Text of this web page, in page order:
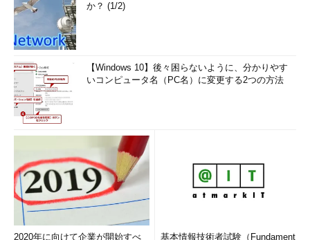
か？ (1/2)
【Windows 10】後々困らないように、分かりやす
いコンピュータ名（PC名）に変更する2つの方法
2020年に向けて企業が開始すべ
基本情報技術者試験（Fundament